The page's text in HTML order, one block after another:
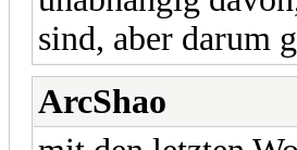
sind, aber darum
ArcShao